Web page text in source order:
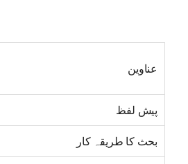
عناوین
پیش لفظ
بحث کا طریقہ کار